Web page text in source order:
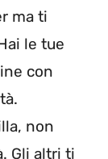
ma ti
le tue
con
non
Gli altri ti